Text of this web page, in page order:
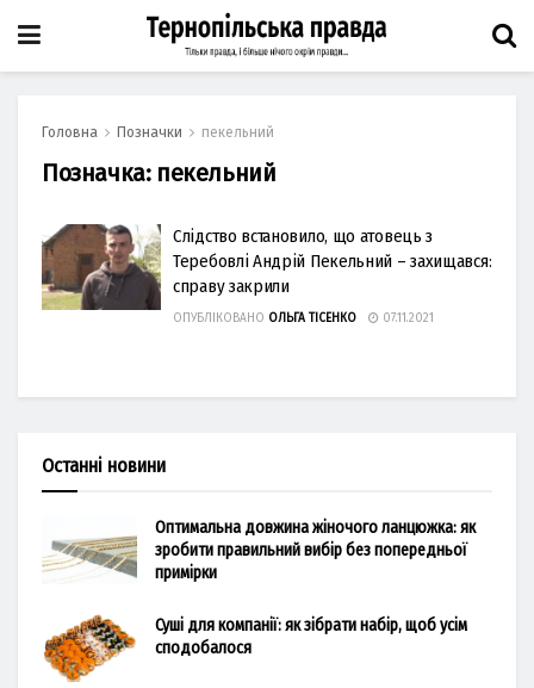
Головна Позначки пекельний
Позначка: пекельний
Слідство встановило, що атовець з
Теребовлі Андрій Пекельний – захищався:
справу закрили
ОПУБЛІКОВАНО ОЛЬГА ТІСЕНКО 07.11.2021
Останні новини
Оптимальна довжина жіночого ланцюжка: як
зробити правильний вибір без попередньої
примірки
Суші для компанії: як зібрати набір, щоб усім
сподобалося